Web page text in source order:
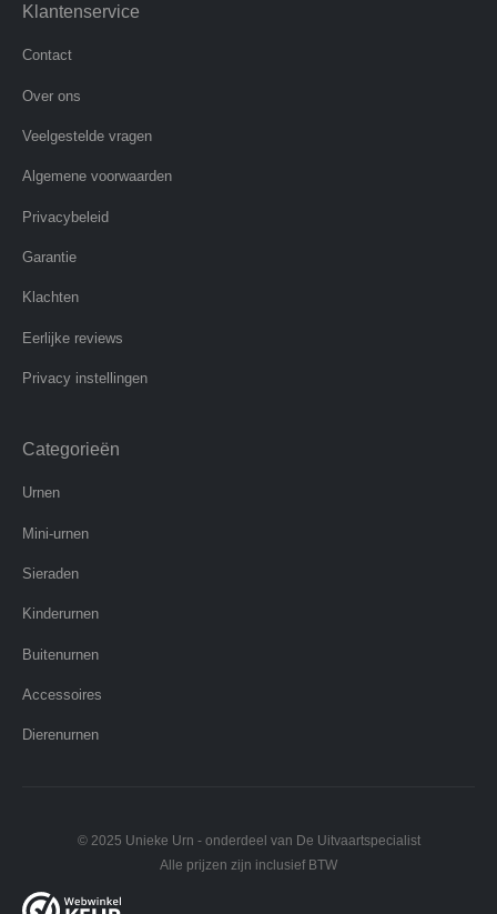
Klantenservice
Contact
Over ons
Veelgestelde vragen
Algemene voorwaarden
Privacybeleid
Garantie
Klachten
Eerlijke reviews
Privacy instellingen
Categorieën
Urnen
Mini-urnen
Sieraden
Kinderurnen
Buitenurnen
Accessoires
Dierenurnen
© 2025 Unieke Urn - onderdeel van De Uitvaartspecialist
Alle prijzen zijn inclusief BTW